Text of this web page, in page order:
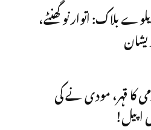
بلاک: اتوار نو گھنٹے،
قہر، مودی نے کی